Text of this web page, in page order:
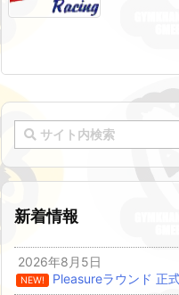
新着情報
2026年8月5日
NEW!
Pleasureラウンド 正